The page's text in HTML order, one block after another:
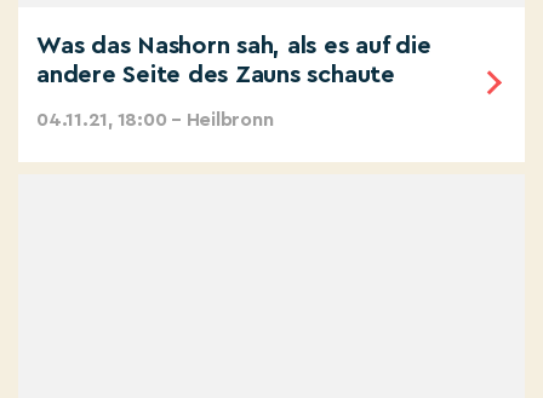
Was das Nashorn sah, als es auf die
andere Seite des Zauns schaute
04.11.21, 18:00 – Heilbronn